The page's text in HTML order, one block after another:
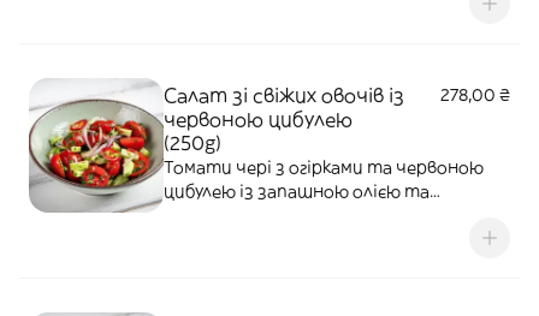
аромат.
Салат зі свіжих овочів із
червоною цибулею
(250g)
278,00 ₴
Томати чері з огірками та червоною
цибулею із запашною олією та